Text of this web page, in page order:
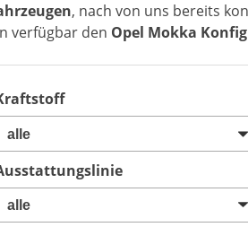
, nach von uns bereits
verfügbar den Opel Mokka